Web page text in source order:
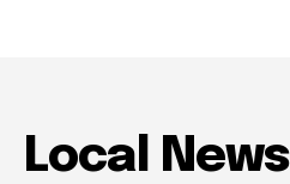
Local News